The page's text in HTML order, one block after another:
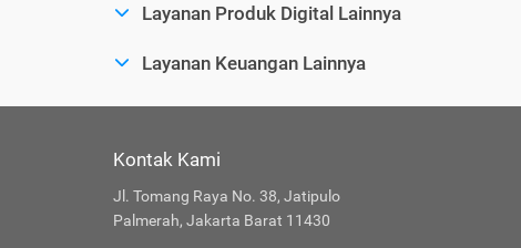
Layanan Produk Digital Lainnya
Layanan Keuangan Lainnya
Kontak Kami
Jl. Tomang Raya No. 38, Jatipulo
Palmerah, Jakarta Barat 11430